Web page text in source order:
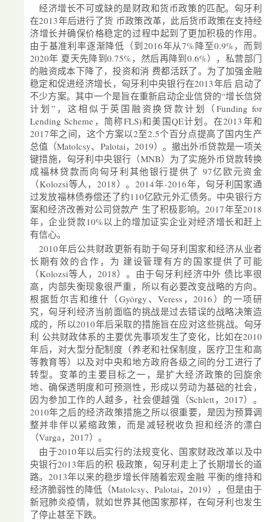
经济增长不可或缺的是财政和货币政策的匹配。匈牙利
在2013年后进行了货 币政策改革，此后货币政策在支持经
济增长并确保价格稳定的过程中起到了更加积极的作用。
由于基准利率逐渐降低（到2016年从7%降至0.9%，而到
2020年 夏天先降到0.75%，然后再降到0.6%），私营部门
的融资成本下降了，投资和消 费都活跃了。为了加强金融
稳定和促进经济增长，匈牙利中央银行在2013年后 启动了
不少方案。其中一个是旨在重新启动企业信贷的“增长信贷
计划”，这相似于英国融资换贷款计划（Funding for
Lending Scheme，简称FLS)和美国QE计划。在2013年和
2017年之间，这个方案以2至2.5个百分点提高了国内生产
总值（Matolcsy、Palotai，2019）。撤出外币贷款是一项关
键措施，匈牙利中央银行（MNB）为了实施外币贷款转换
成福林贷款而向匈牙利其他银行提供了 97亿欧元资金
（Kolozsi等人，2018）。2014年-2016年，匈牙利国家通
过发放福林债券偿还了约110亿欧元外汇债务。中央银行方
案和经济改善对公司贷款产 生了积极影响。2017年至2018
年，企业贷款10%以上的增加证实企业对经济增长和赶上
有信心。
2010年后公共财政更新有助于匈牙利国家和经济从业者
长期有效的合作，为 建设管理有方的国家提供了可能
（Kolozsi等人，2018）。由于匈牙利经济中外 债比率很
高，内部失衡现象很严重，所以有必要改变战略的方向。
根据哲尔吉和维什（György、Veress，2016）的一项研
究，匈牙利经济当前面临的挑战是过去错误的战略决策造
成的，所以2010年后采取的措施旨在应对这些挑战。匈牙
利 公共财政体系的主要优先事项发生了变化，比如在2010
年后，对大型分配制度（养老和社保制度，医疗卫生和高
等教育等）以及对中央和地方政府各级之间的分工进行了
转型。变革的主要目标之一，是扩大经济政策的回旋余
地、确保透明度和可预测性，形成以劳动为基础的社会，
因为参加工作的人越多，社会便越强（Schlett，2017）。
2010年之后的经济政策措施之所以很重要，是因为预算调
整并非伴以紧缩政策，而是减轻税收负担和经济的漂白
（Varga，2017）。
由于2010年以后实行的法规变化、国家财政改革以及中
央银行2013年后的积 极政策，匈牙利走上了长期增长的道
路。2013年以来的稳步增长伴随着宏观金融 平衡的维持和
经济脆弱性的降低（Matolcsy、Palotai，2019），但是由于
新冠肺炎疫情，就如世界其他国家那样，在匈牙利也发生
了停止甚至下跌。